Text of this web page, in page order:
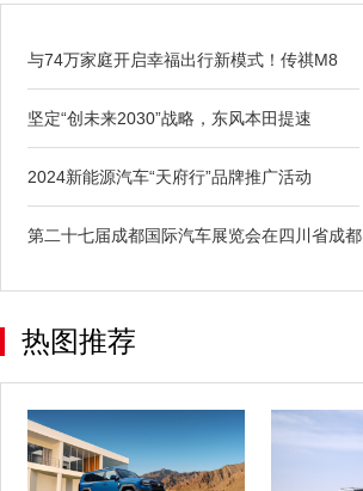
与74万家庭开启幸福出行新模式！传祺M8
坚定“创未来2030”战略，东风本田提速
2024新能源汽车“天府行”品牌推广活动
第二十七届成都国际汽车展览会在四川省成都
热图推荐